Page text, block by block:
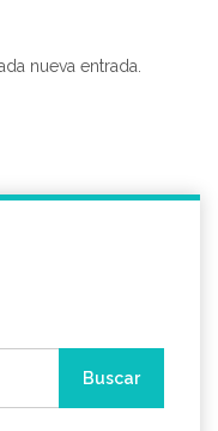
nueva entrada.